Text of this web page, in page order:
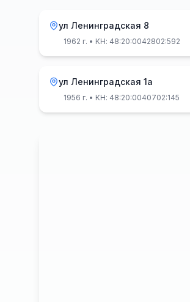
ул Ленинградская 8
1962 г. • КН: 48:20:0042802:592
ул Ленинградская 1а
1956 г. • КН: 48:20:0040702:145